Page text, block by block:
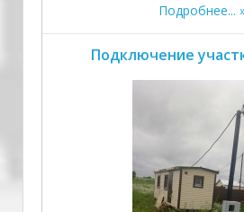
Подробнее...
Подключение